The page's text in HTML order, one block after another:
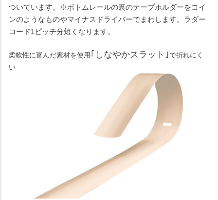
ついています。※ボトムレールの裏のテープホルダーをコイ
ンのようなものやマイナスドライバーでまわします。ラダー
コード1ピッチ分短くなります。
柔軟性に富んだ素材を使用 ｢しなやかスラット｣で折れにく
い